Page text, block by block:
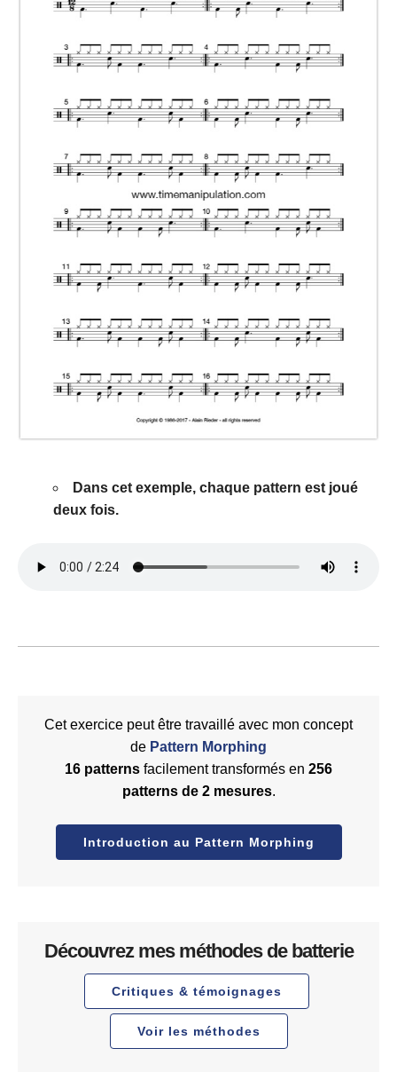
Dans cet exemple, chaque pattern est joué
deux fois.
Cet exercice peut être travaillé avec mon concept
de Pattern Morphing
16 patterns facilement transformés en 256
patterns de 2 mesures.
Introduction au Pattern Morphing
Découvrez mes méthodes de batterie
Critiques & témoignages
Voir les méthodes